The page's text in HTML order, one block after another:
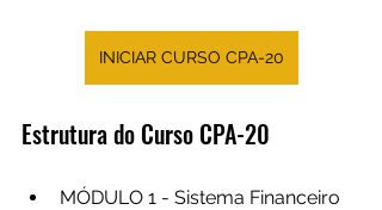
INICIAR CURSO CPA-20
Estrutura do Curso CPA-20
MÓDULO 1 - Sistema Financeiro